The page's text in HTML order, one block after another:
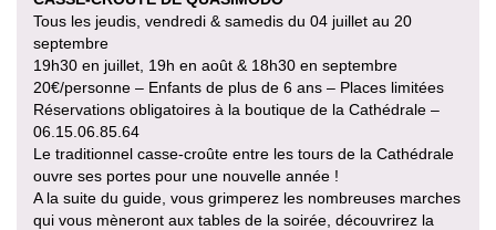
Tous les jeudis, vendredi & samedis du 04 juillet au 20
septembre
19h30 en juillet, 19h en août & 18h30 en septembre
20€/personne – Enfants de plus de 6 ans – Places limitées
Réservations obligatoires à la boutique de la Cathédrale –
06.15.06.85.64
Le traditionnel casse-croûte entre les tours de la Cathédrale
ouvre ses portes pour une nouvelle année !
A la suite du guide, vous grimperez les nombreuses marches
qui vous mèneront aux tables de la soirée, découvrirez la